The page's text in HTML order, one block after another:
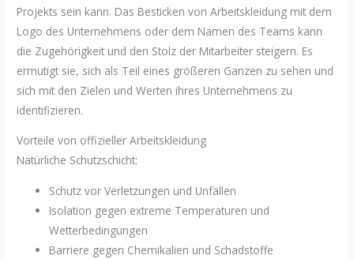
Projekts sein kann. Das Besticken von Arbeitskleidung mit dem
Logo des Unternehmens oder dem Namen des Teams kann
die Zugehörigkeit und den Stolz der Mitarbeiter steigern. Es
ermutigt sie, sich als Teil eines größeren Ganzen zu sehen und
sich mit den Zielen und Werten ihres Unternehmens zu
identifizieren.
Vorteile von offizieller Arbeitskleidung
Natürliche Schutzschicht:
Schutz vor Verletzungen und Unfällen
Isolation gegen extreme Temperaturen und
Wetterbedingungen
Barriere gegen Chemikalien und Schadstoffe